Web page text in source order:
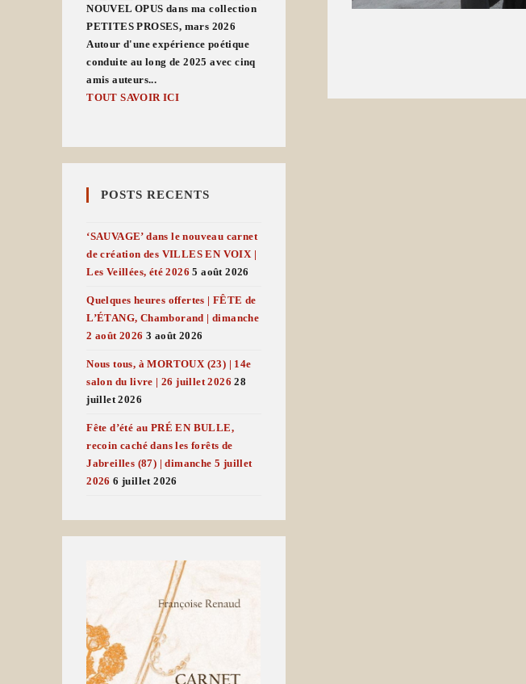
NOUVEL OPUS dans ma collection
PETITES PROSES, mars 2026
Autour d'une expérience poétique
conduite au long de 2025 avec cinq
amis auteurs...
TOUT SAVOIR ICI
POSTS RECENTS
‘SAUVAGE’ dans le nouveau carnet
de création des VILLES EN VOIX |
Les Veillées, été 2026 5 août 2026
Quelques heures offertes | FÊTE de
L’ÉTANG, Chamborand | dimanche
2 août 2026 3 août 2026
Nous tous, à MORTOUX (23) | 14e
salon du livre | 26 juillet 2026 28
juillet 2026
Fête d’été au PRÉ EN BULLE,
recoin caché dans les forêts de
Jabreilles (87) | dimanche 5 juillet
2026 6 juillet 2026